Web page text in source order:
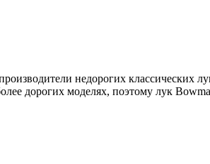
недорогих классических
дорогих моделях, поэтому лук